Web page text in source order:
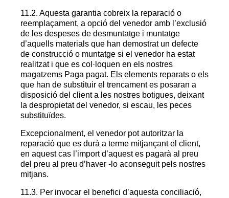
11.2. Aquesta garantia cobreix la reparació o
reemplaçament, a opció del venedor amb l’exclusió
de les despeses de desmuntatge i muntatge
d’aquells materials que han demostrat un defecte
de construcció o muntatge si el venedor ha estat
realitzat i que es col·loquen en els nostres
magatzems Paga pagat. Els elements reparats o els
que han de substituir el trencament es posaran a
disposició del client a les nostres botigues, deixant
la despropietat del venedor, si escau, les peces
substituïdes.
Excepcionalment, el venedor pot autoritzar la
reparació que es durà a terme mitjançant el client,
en aquest cas l’import d’aquest es pagarà al preu
del preu al preu d’haver -lo aconseguit pels nostres
mitjans.
11.3. Per invocar el benefici d’aquesta conciliació,